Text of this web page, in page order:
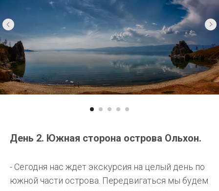
День 2. Южная сторона острова Ольхон.
- Сегодня нас ждет экскурсия на целый день по
южной части острова. Передвигаться мы будем